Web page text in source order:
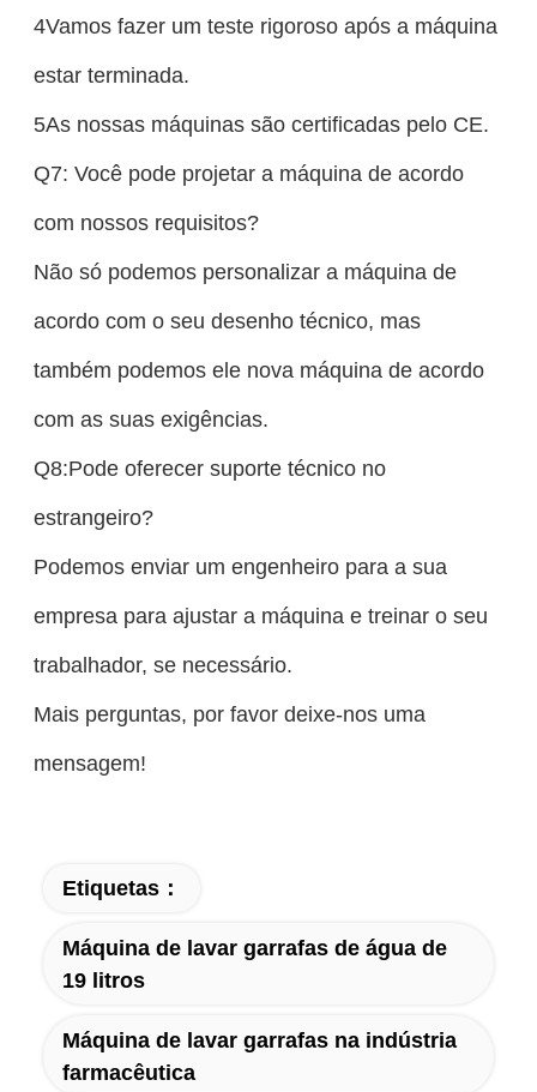
4Vamos fazer um teste rigoroso após a máquina
estar terminada.
5As nossas máquinas são certificadas pelo CE.
Q7: Você pode projetar a máquina de acordo
com nossos requisitos?
Não só podemos personalizar a máquina de
acordo com o seu desenho técnico, mas
também podemos ele nova máquina de acordo
com as suas exigências.
Q8:Pode oferecer suporte técnico no
estrangeiro?
Podemos enviar um engenheiro para a sua
empresa para ajustar a máquina e treinar o seu
trabalhador, se necessário.
Mais perguntas, por favor deixe-nos uma
mensagem!
Etiquetas：
Máquina de lavar garrafas de água de
19 litros
Máquina de lavar garrafas na indústria
farmacêutica